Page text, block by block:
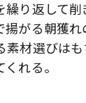
り返して
がる朝獲
材選びは
れる。